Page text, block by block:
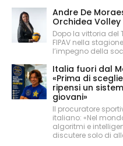
Andre De
Orchidea Volley
Dopo la vittoria del
FIPAV nella
l’impegno della
Italia fuori dal
«Prima di
ripensi un
giovani»
Il procuratore
italiano: «Nel
algoritmi e
discutere solo di